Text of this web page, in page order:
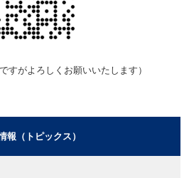
すがよろし くお願いいたします）
報（トピックス）